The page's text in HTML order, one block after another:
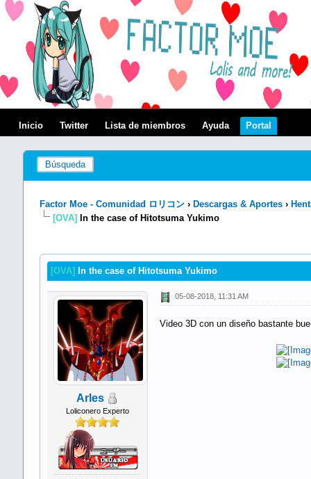
Inicio Twitter Lista de miembros Ayuda Portal
Búsqueda
Factor Moe - Comunidad ロリコン › Descargas & Aportes ›
[OVA]
In the case of Hitotsuma Yukimo
[OVA] In the case of Hitotsuma Yukimo
Arles
Loliconero Experto
05-08-2018, 11:31 AM
Video 3D con un diseño bastante